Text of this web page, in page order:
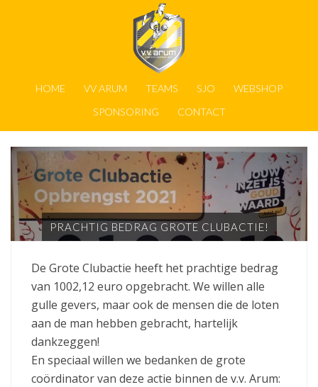
HOME VV ARUM TEAMS SJO
WEBSHOP
SPONSORING
CONTACT
PRACHTIG BEDRAG GROTE CLUBACTIE!
De Grote Clubactie heeft het prachtige bedrag
van 1002,12 euro opgebracht. We willen alle
gulle gevers, maar ook de mensen die de loten
aan de man hebben gebracht, hartelijk
dankzeggen!
En speciaal willen we bedanken de grote
coördinator van deze actie binnen de v.v. Arum: